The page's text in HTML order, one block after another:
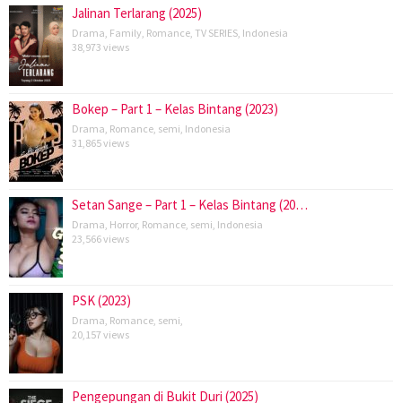
Jalinan Terlarang (2025)
Drama Family Romance TV SERIES Indonesia
38,973 views
Bokep – Part 1 – Kelas Bintang (2023)
Drama Romance semi Indonesia
31,865 views
Setan Sange – Part 1 – Kelas Bintang (20…
Drama Horror, Romance semi Indonesia
23,566 views
PSK (2023)
Drama Romance semi
20,157 views
Pengepungan di Bukit Duri (2025)